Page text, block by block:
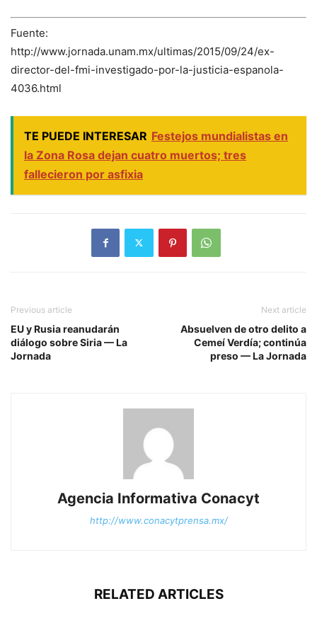
Fuente:
http://www.jornada.unam.mx/ultimas/2015/09/24/ex-
director-del-fmi-investigado-por-la-justicia-espanola-
4036.html
TE PUEDE INTERESAR Festejos mundialistas en
la Zona Rosa dejan cuatro muertos; tres
fallecieron por asfixia
Previous article
EU y Rusia reanudarán
diálogo sobre Siria — La
Jornada
Next article
Absuelven de otro delito a
Cemeí Verdía; continúa
preso — La Jornada
Agencia Informativa Conacyt
http://www.conacytprensa.mx/
RELATED ARTICLES